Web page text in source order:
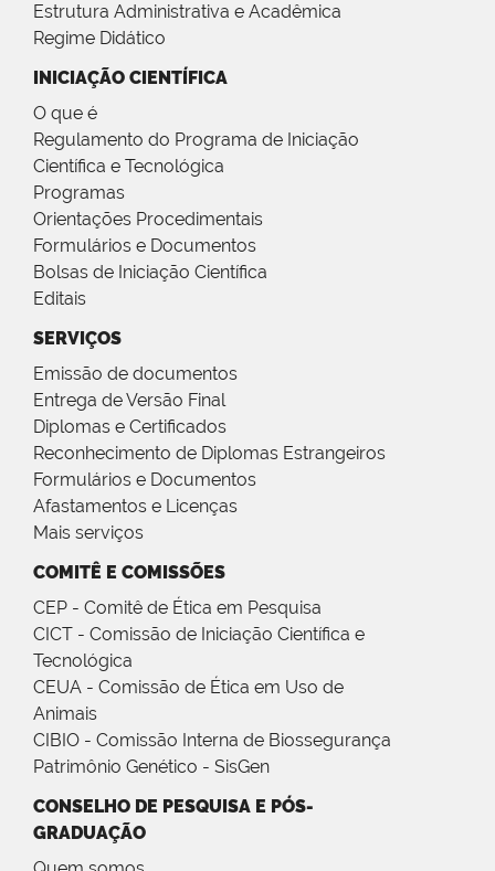
Estrutura Administrativa e Acadêmica
Regime Didático
INICIAÇÃO CIENTÍFICA
O que é
Regulamento do Programa de Iniciação
Científica e Tecnológica
Programas
Orientações Procedimentais
Formulários e Documentos
Bolsas de Iniciação Científica
Editais
SERVIÇOS
Emissão de documentos
Entrega de Versão Final
Diplomas e Certificados
Reconhecimento de Diplomas Estrangeiros
Formulários e Documentos
Afastamentos e Licenças
Mais serviços
COMITÊ E COMISSÕES
CEP - Comitê de Ética em Pesquisa
CICT - Comissão de Iniciação Científica e
Tecnológica
CEUA - Comissão de Ética em Uso de
Animais
CIBIO - Comissão Interna de Biossegurança
Patrimônio Genético - SisGen
CONSELHO DE PESQUISA E PÓS-
GRADUAÇÃO